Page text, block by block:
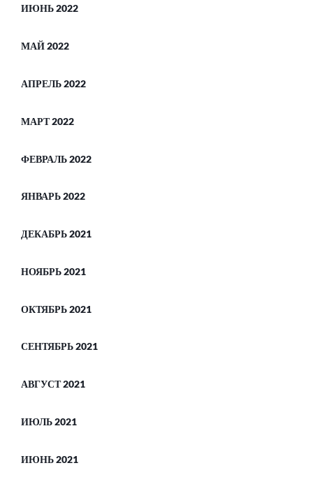
ИЮНЬ 2022
МАЙ 2022
АПРЕЛЬ 2022
МАРТ 2022
ФЕВРАЛЬ 2022
ЯНВАРЬ 2022
ДЕКАБРЬ 2021
НОЯБРЬ 2021
ОКТЯБРЬ 2021
СЕНТЯБРЬ 2021
АВГУСТ 2021
ИЮЛЬ 2021
ИЮНЬ 2021